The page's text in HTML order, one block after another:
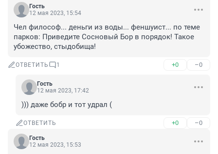
Гость
12 мая 2023, 15:54
Чел философ... деньги из воды... феншуист... по теме
парков: Приведите Сосновый Бор в порядок! Такое
убожество, стыдобища!
ОТВЕТИТЬ 1 +0 –0
Гость
12 мая 2023, 17:42
))) даже бобр и тот удрал (
ОТВЕТИТЬ +0 –0
Гость
12 мая 2023, 15:53